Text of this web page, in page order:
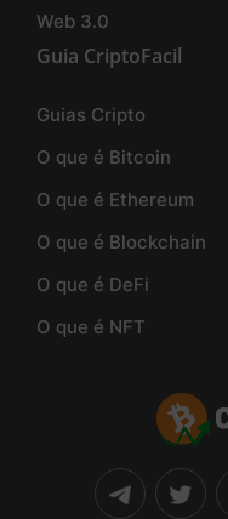
Web 3.0
Guia CriptoFacil
Guias Cripto
O que é Bitcoin
O que é Ethereum
O que é Blockchain
O que é DeFi
O que é NFT